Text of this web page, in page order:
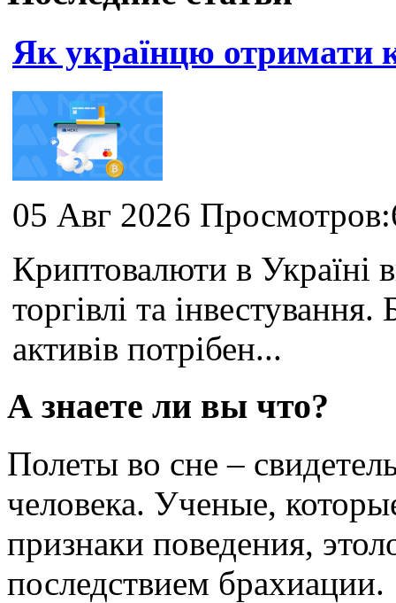
Як українцю отримати
05 Авг 2026
Криптовалюти в Україні
торгівлі та
активів потрібен...
А знаете ли вы что?
Полеты во сне –
человека. Ученые,
признаки поведения,
последствием брахиации.